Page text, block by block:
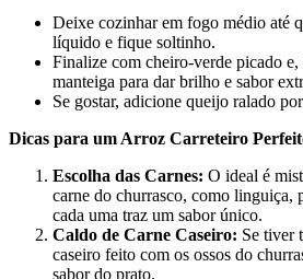
Deixe cozinhar em fogo médio até
líquido e fique soltinho.
Finalize com cheiro-verde picado e,
manteiga para dar brilho e sabor
Se gostar, adicione queijo ralado
Dicas para um Arroz Carreteiro
Escolha das Carnes: O ideal é
carne do churrasco, como linguiça,
cada uma traz um sabor único.
Caldo de Carne Caseiro: Se tiver
caseiro feito com os ossos do
sabor do prato.